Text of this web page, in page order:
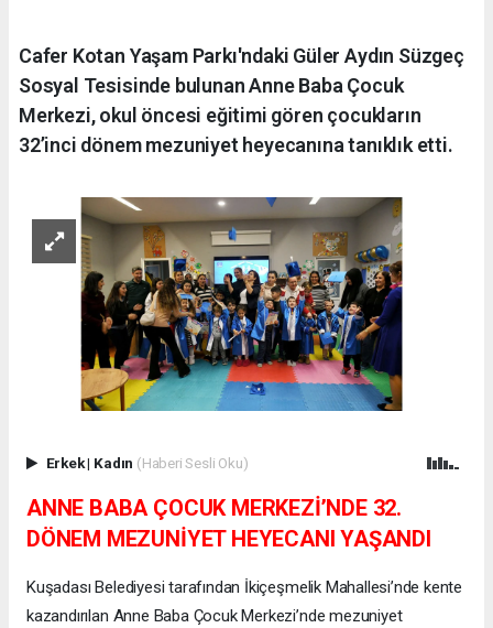
Cafer Kotan Yaşam Parkı'ndaki Güler Aydın Süzgeç
Sosyal Tesisinde bulunan Anne Baba Çocuk
Merkezi, okul öncesi eğitimi gören çocukların
32’inci dönem mezuniyet heyecanına tanıklık etti.
Erkek| Kadın (Haberi Sesli Oku)
ANNE BABA ÇOCUK MERKEZİ’NDE 32.
DÖNEM MEZUNİYET HEYECANI YAŞANDI
Kuşadası Belediyesi tarafından İkiçeşmelik Mahallesi’nde kente
kazandırılan Anne Baba Çocuk Merkezi’nde mezuniyet